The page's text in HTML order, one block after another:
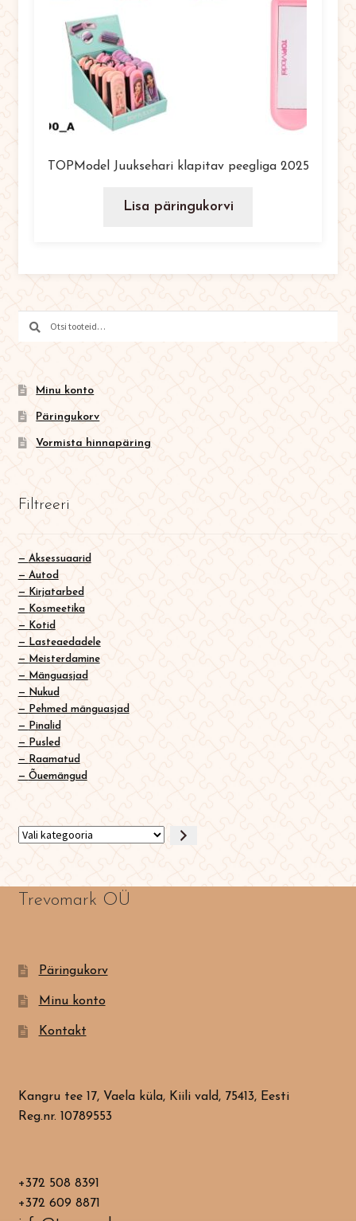
TOPModel Juuksehari klapitav peegliga 2025
Lisa päringukorvi
Otsi
Minu konto
Päringukorv
Vormista hinnapäring
Filtreeri
Aksessuaarid
Autod
Kirjatarbed
Kosmeetika
Kotid
Lasteaedadele
Meisterdamine
Mänguasjad
Nukud
Pehmed mänguasjad
Pinalid
Pusled
Raamatud
Õuemängud
Vali
kategooria
Trevomark OÜ
Päringukorv
Minu konto
Kontakt
Kangru tee 17, Vaela küla, Kiili vald, 75413, Eesti
Reg.nr. 10789553
+372 508 8391
+372 609 8871